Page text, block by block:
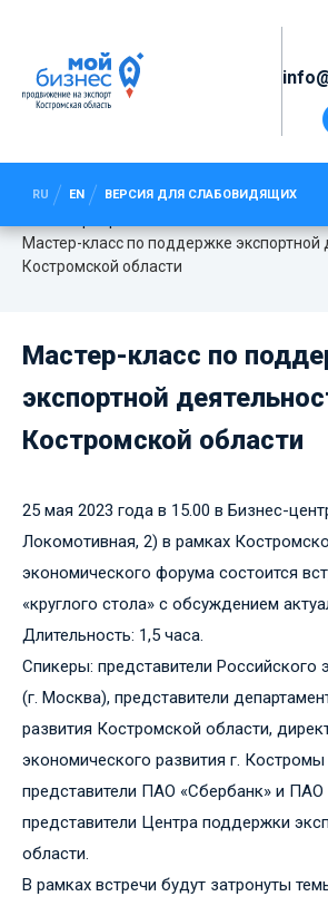
RU EN ВЕРСИЯ ДЛЯ СЛАБОВИДЯЩИХ
МАСТЕР-КЛАСС ПО
ЭКСПОРТНОЙ
КОСТРОМСКОЙ
Мастер-класс по поддержке экспортной
Костромской области
Мастер-класс по
экспортной
Костромской области
25 мая 2023 года в 15.00 в Бизнес-
Локомотивная, 2) в рамках
экономического форума состоится
«круглого стола» с обсуждением
Длительность: 1,5 часа.
Спикеры: представители Российского
(г. Москва), представители
развития Костромской области,
экономического развития г.
представители ПАО «Сбербанк» и ПАО
представители Центра поддержки
области.
В рамках встречи будут затронуты